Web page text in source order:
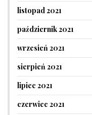
listopad 2021
październik 2021
wrzesień 2021
sierpień 2021
lipiec 2021
czerwiec 2021